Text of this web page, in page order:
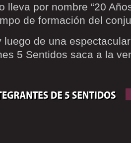
lleva por nombre “20
de formación del
luego de una
5 Sentidos saca a la